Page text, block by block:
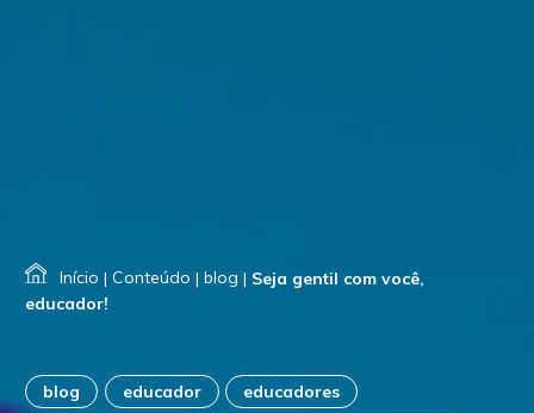
Início | Conteúdo | blog | Seja gentil com você,
educador!
blog educador
educadores